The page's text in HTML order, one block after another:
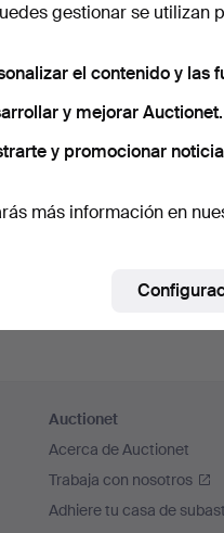
la contraseña?
Auctionet
Acerca de Auctionet
Trabaja con nosotros
Adhiere tu casa de
gestionar se utilizan
el contenido y las
y mejorar Auctionet.
y promocionar
más información en